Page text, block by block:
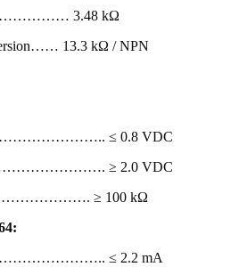
…………… 3.48 kΩ
13.3 kΩ / NPN
≤ 0.8 VDC
≥ 2.0 VDC
≥ 100 kΩ
≤ 2.2 mA